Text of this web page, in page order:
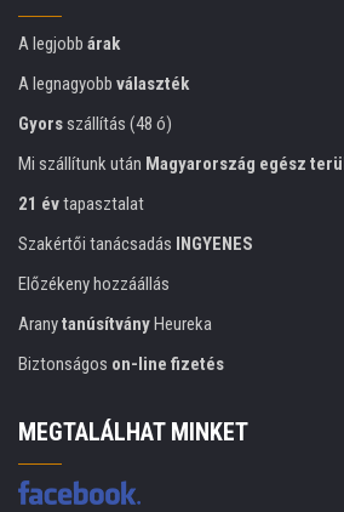
A legjobb árak
A legnagyobb választék
Gyorsszállítás (48 ó)
Mi szállítunk után Magyarország egész
21 évtapasztalat
Szakértői tanácsadás INGYENES
Előzékeny hozzáállás
AranytanúsítványHeureka
Biztonságos on-line fizetés
MEGTALÁLHAT MINKET